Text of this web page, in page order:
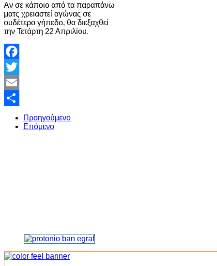
Αν σε κάποιο από τα παραπάνω
ματς χρειαστεί αγώνας σε
ουδέτερο γήπεδο, θα διεξαχθεί
την Τετάρτη 22 Απριλίου.
Facebook
Twitter
Email
Share
Προηγούμενο
Επόμενο